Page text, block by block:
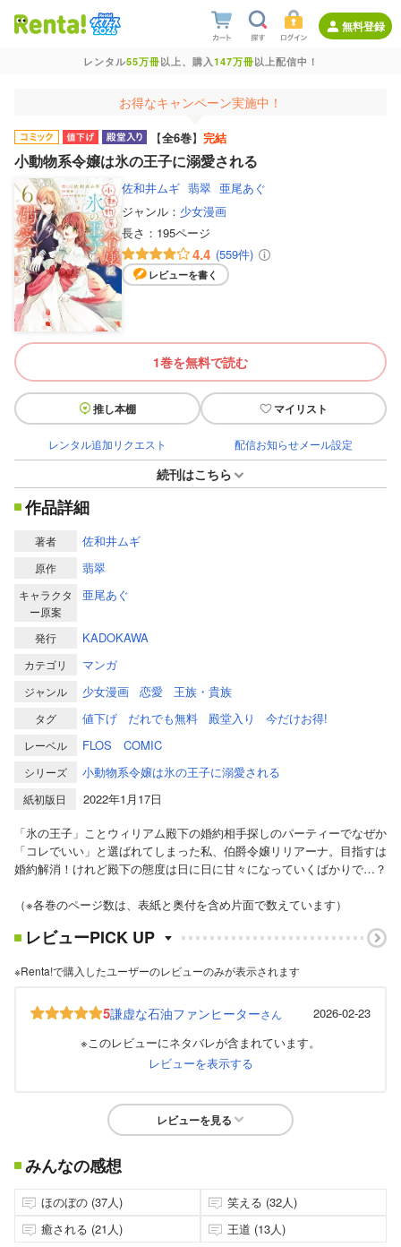
無料登録
レンタル55万冊以上、購入147万冊以上配信中！
お得なキャンペーン実施中！
【全6巻】 完結
小動物系令嬢は氷の王子に溺愛される
佐和井ムギ 翡翠 亜尾あぐ
ジャンル： 少女漫画
長さ： 195ページ
4.4 (559件)
レビューを書く
1巻を無料で読む
推し本棚 マイリスト
レンタル追加リクエスト 配信お知らせメール設定
続刊はこちら
作品詳細
著者 佐和井ムギ
原作 翡翠
キャラクタ
ー原案
亜尾あぐ
発行 KADOKAWA
カテゴリ マンガ
ジャンル 少女漫画 恋愛 王族・貴族
タグ 値下げ だれでも無料 殿堂入り 今だけお得!
レーベル FLOS COMIC
シリーズ 小動物系令嬢は氷の王子に溺愛される
紙初版日
2022年1月17日
「氷の王子」ことウィリアム殿下の婚約相手探しのパーティーでなぜか
「コレでいい」と選ばれてしまった私、伯爵令嬢リリアーナ。目指すは
婚約解消！けれど殿下の態度は日に日に甘々になっていくばかりで…？
（※各巻のページ数は、表紙と奥付を含め片面で数えています）
レビューPICK UP
※Renta!で購入したユーザーのレビューのみが表示されます
5謙虚な石油ファンヒーターさん
2026-02-23
※このレビューにネタバレが含まれています。
レビューを表示する
レビューを見る
みんなの感想
ほのぼの (37人)
笑える (32人)
癒される (21人)
王道 (13人)